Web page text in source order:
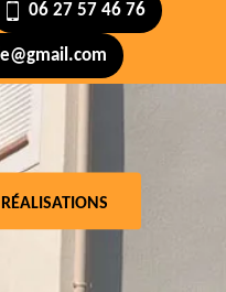
06 27 57 46 76
RÉALISATIONS